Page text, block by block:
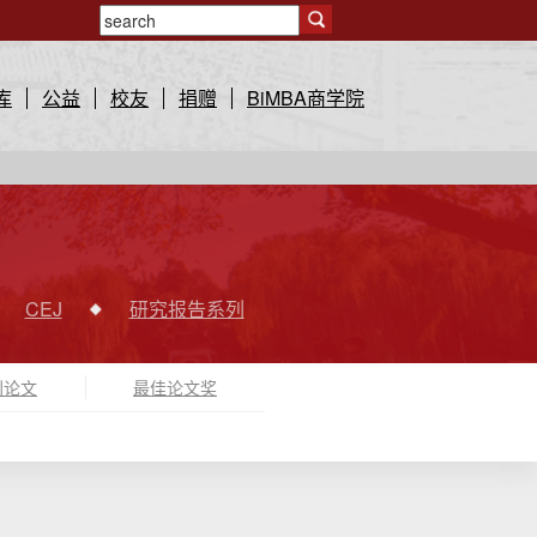
公益 校友 捐赠 BiMBA商学院
CEJ 研究报告系列
文 最佳论文奖